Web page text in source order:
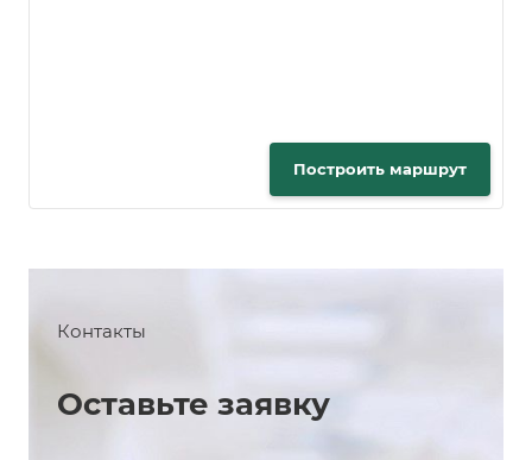
Построить маршрут
Контакты
Оставьте заявку